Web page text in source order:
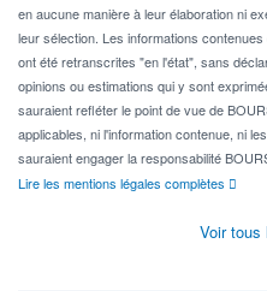
en aucune manière à leur élaboration ni
leur sélection. Les informations
ont été retranscrites "en l'état", sans
opinions ou estimations qui y sont
sauraient refléter le point de vue de
applicables, ni l'information contenue, ni
sauraient engager la responsabilité
Lire les mentions légales complètes
Voir tous